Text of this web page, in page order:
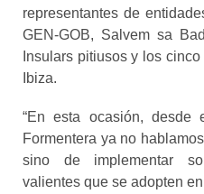
representantes de
GEN-GOB, Salvem sa
Insulars pitiusos y los
Ibiza.
“En esta ocasión,
Formentera ya no
sino de implementar
valientes que se adopten